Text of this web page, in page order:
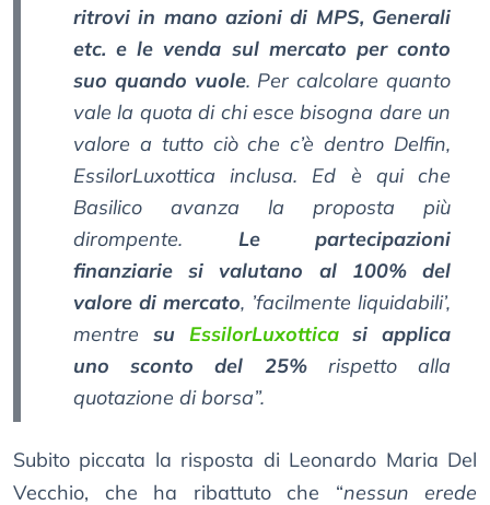
ritrovi in mano azioni di MPS, Generali
etc. e le venda sul mercato per conto
suo quando vuole. Per calcolare quanto
vale la quota di chi esce bisogna dare un
valore a tutto ciò che c’è dentro Delfin,
EssilorLuxottica inclusa. Ed è qui che
Basilico avanza la proposta più
dirompente. Le partecipazioni
finanziarie si valutano al 100% del
valore di mercato, ’facilmente liquidabili’,
mentre su EssilorLuxotticasi applica
uno sconto del 25%rispetto alla
quotazione di borsa”.
Subito piccata la risposta di Leonardo Maria Del
Vecchio, che ha ribattuto che “nessun erede